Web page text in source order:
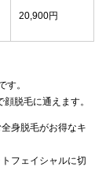
20,900円
す。
脱毛に通えます。
身脱毛がお得なキ
フェイシャルに切